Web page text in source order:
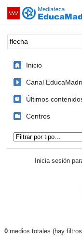
Saltar navegación
Palabra o frase:
Inicio
Canal
Últimos
Centros
Inicia sesión
Resultados de:
0medios totales (hay